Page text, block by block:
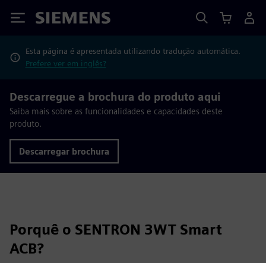
Siemens
Esta página é apresentada utilizando tradução automática.
Prefere ver em inglês?
Descarregue a brochura do produto aqui
Saiba mais sobre as funcionalidades e capacidades deste
produto.
Descarregar brochura
Porquê o SENTRON 3WT Smart
ACB?